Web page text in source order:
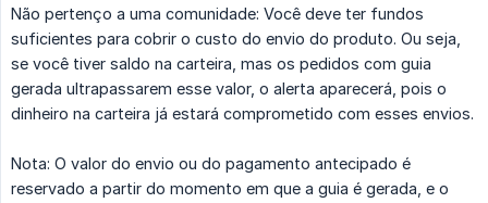
Não pertenço a uma comunidade: Você deve ter fundos
suficientes para cobrir o custo do envio do produto. Ou seja,
se você tiver saldo na carteira, mas os pedidos com guia
gerada ultrapassarem esse valor, o alerta aparecerá, pois o
dinheiro na carteira já estará comprometido com esses envios.
Nota: O valor do envio ou do pagamento antecipado é
reservado a partir do momento em que a guia é gerada, e o